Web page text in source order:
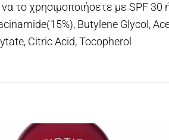
το χρησιμοποιήσετε με SPF 30
Butylene Glycol,
Citric Acid, Tocopherol